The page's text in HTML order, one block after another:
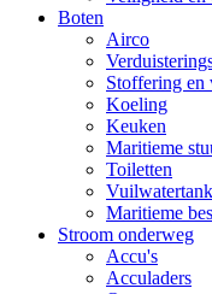
Boten
Airco
Stoffering en
Koeling
Keuken
Maritieme
Toiletten
Maritieme
Stroom onderweg
Accu's
Acculaders